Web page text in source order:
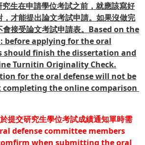
生在申請學位考試之前，就應該寫好
才能提出論文考試申請。如果沒做完
會接受論文考試申請表。Based on the
before applying for the oral
should finish the dissertation and
Turnitin Originality Check.
for the oral defense will not be
the online comparison
提交研究生學位考試成績通知單時需
defense committee members
when submitting the oral